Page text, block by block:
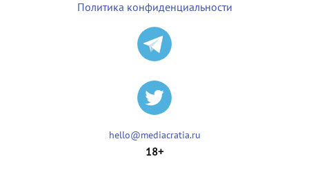
Политика конфиденциальности
hello@mediacratia.ru
18+